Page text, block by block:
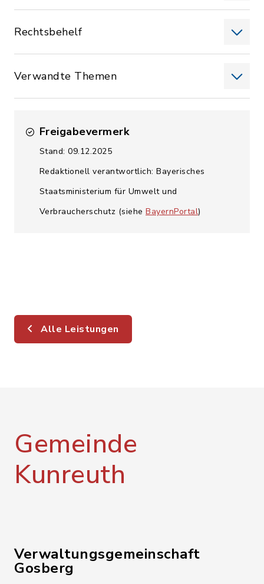
Rechtsbehelf
Verwandte Themen
Freigabevermerk
Stand: 09.12.2025
Redaktionell verantwortlich: Bayerisches
Staatsministerium für Umwelt und
Verbraucherschutz (siehe BayernPortal)
Alle Leistungen
Gemeinde
Kunreuth
Verwaltungsgemeinschaft
Gosberg